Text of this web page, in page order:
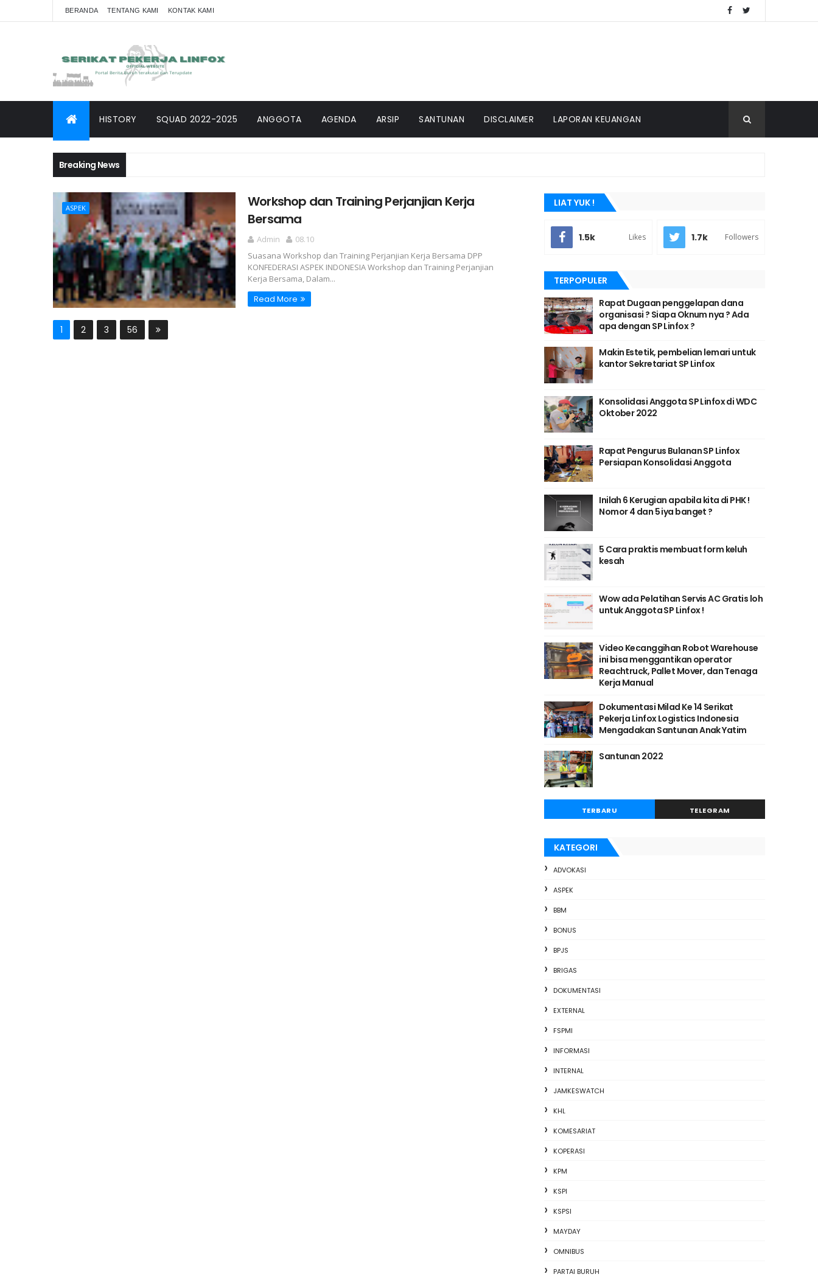
BERANDA TENTANG KAMI KONTAK KAMI
HISTORY SQUAD 2022-2025 ANGGOTA AGENDA ARSIP SANTUNAN DISCLAIMER LAPORAN KEUANGAN
Breaking News
ASPEK
Workshop dan Training Perjanjian Kerja
Bersama
Admin
08.10
Suasana Workshop dan Training Perjanjian Kerja Bersama DPP
KONFEDERASI ASPEK INDONESIA Workshop dan Training Perjanjian
Kerja Bersama, Dalam...
Read More
1 2 3 56
LIAT YUK !
1.5k Likes 1.7k Followers
TERPOPULER
Rapat Dugaan penggelapan dana
organisasi ? Siapa Oknum nya ? Ada
apa dengan SP Linfox ?
Makin Estetik, pembelian lemari untuk
kantor Sekretariat SP Linfox
Konsolidasi Anggota SP Linfox di WDC
Oktober 2022
Rapat Pengurus Bulanan SP Linfox
Persiapan Konsolidasi Anggota
Inilah 6 Kerugian apabila kita di PHK !
Nomor 4 dan 5 iya banget ?
5 Cara praktis membuat form keluh
kesah
Wow ada Pelatihan Servis AC Gratis loh
untuk Anggota SP Linfox !
Video Kecanggihan Robot Warehouse
ini bisa menggantikan operator
Reachtruck, Pallet Mover, dan Tenaga
Kerja Manual
Dokumentasi Milad Ke 14 Serikat
Pekerja Linfox Logistics Indonesia
Mengadakan Santunan Anak Yatim
Santunan 2022
TERBARU TELEGRAM
KATEGORI
ADVOKASI
ASPEK
BBM
BONUS
BPJS
BRIGAS
DOKUMENTASI
EXTERNAL
FSPMI
INFORMASI
INTERNAL
JAMKESWATCH
KHL
KOMESARIAT
KOPERASI
KPM
KSPI
KSPSI
MAYDAY
OMNIBUS
PARTAI BURUH